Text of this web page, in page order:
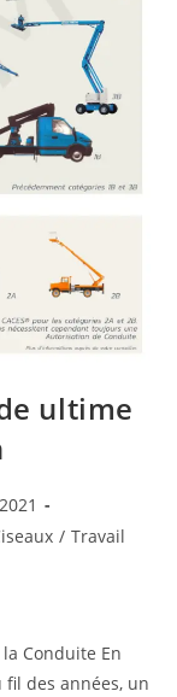
ultime
/ Travail
la Conduite En
fil des années, un